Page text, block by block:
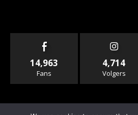
14,963
Fans
4,714
Volgers